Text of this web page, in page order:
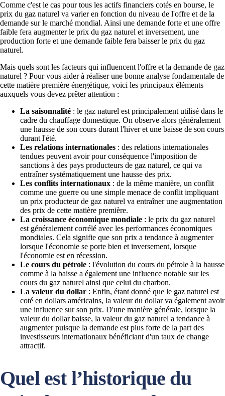
Comme c'est le cas pour tous les actifs financiers cotés en bourse, le
prix du gaz naturel va varier en fonction du niveau de l'offre et de la
demande sur le marché mondial. Ainsi une demande forte et une offre
faible fera augmenter le prix du gaz naturel et inversement, une
production forte et une demande faible fera baisser le prix du gaz
naturel.
Mais quels sont les facteurs qui influencent l'offre et la demande de gaz
naturel ? Pour vous aider à réaliser une bonne analyse fondamentale de
cette matière première énergétique, voici les principaux éléments
auxquels vous devez prêter attention :
La saisonnalité : le gaz naturel est principalement utilisé dans le
cadre du chauffage domestique. On observe alors généralement
une hausse de son cours durant l'hiver et une baisse de son cours
durant l'été.
Les relations internationales : des relations internationales
tendues peuvent avoir pour conséquence l'imposition de
sanctions à des pays producteurs de gaz naturel, ce qui va
entraîner systématiquement une hausse des prix.
Les conflits internationaux : de la même manière, un conflit
comme une guerre ou une simple menace de conflit impliquant
un prix producteur de gaz naturel va entraîner une augmentation
des prix de cette matière première.
La croissance économique mondiale : le prix du gaz naturel
est généralement corrélé avec les performances économiques
mondiales. Cela signifie que son prix a tendance à augmenter
lorsque l'économie se porte bien et inversement, lorsque
l'économie est en récession.
Le cours du pétrole : l'évolution du cours du pétrole à la hausse
comme à la baisse a également une influence notable sur les
cours du gaz naturel ainsi que celui du charbon.
La valeur du dollar : Enfin, étant donné que le gaz naturel est
coté en dollars américains, la valeur du dollar va également avoir
une influence sur son prix. D'une manière générale, lorsque la
valeur du dollar baisse, la valeur du gaz naturel a tendance à
augmenter puisque la demande est plus forte de la part des
investisseurs internationaux bénéficiant d'un taux de change
attractif.
Quel est l’historique du